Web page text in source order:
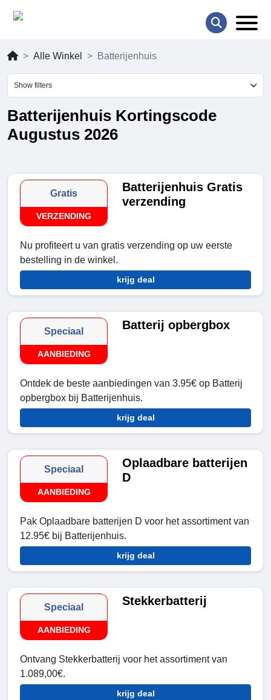
Alle Winkel Batterijenhuis
Show filters
Batterijenhuis Kortingscode
Augustus 2026
Gratis
VERZENDING
Batterijenhuis Gratis
verzending
Nu profiteert u van gratis verzending op uw eerste
bestelling in de winkel.
krijg deal
Speciaal
AANBIEDING
Batterij opbergbox
Ontdek de beste aanbiedingen van 3.95€ op Batterij
opbergbox bij Batterijenhuis.
krijg deal
Speciaal
AANBIEDING
Oplaadbare batterijen
D
Pak Oplaadbare batterijen D voor het assortiment van
12.95€ bij Batterijenhuis.
krijg deal
Speciaal
AANBIEDING
Stekkerbatterij
Ontvang Stekkerbatterij voor het assortiment van
1.089,00€.
krijg deal